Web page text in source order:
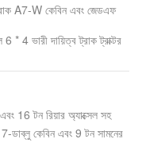
A7-W কেবিন এবং জেডএফ
* 4 ভারী দায়িত্ব ট্রাক ট্রাক্টর
16 টন রিয়ার অ্যাক্সেল সহ
ডাব্লু কেবিন এবং 9 টন সামনের